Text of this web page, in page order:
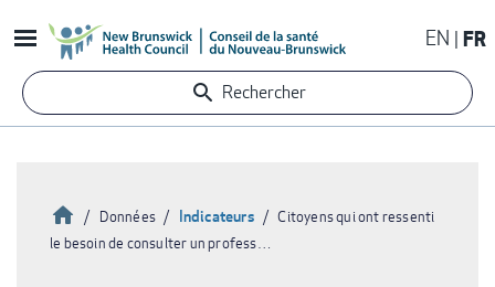
au
contenu
principal
EN FR
Rechercher
Accueil
Données Indicateurs
Citoyens qui ont ressenti
le besoin de consulter un profess…